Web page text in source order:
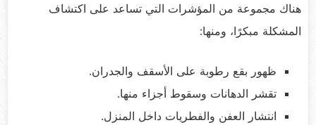
هناك مجموعة من المؤشرات التي تساعد على اكتشاف
المشكلة مبكرًا، ومنها:
ظهور بقع رطوبة على الأسقف والجدران.
تقشر الدهانات وسقوط أجزاء منها.
انتشار العفن والفطريات داخل المنزل.